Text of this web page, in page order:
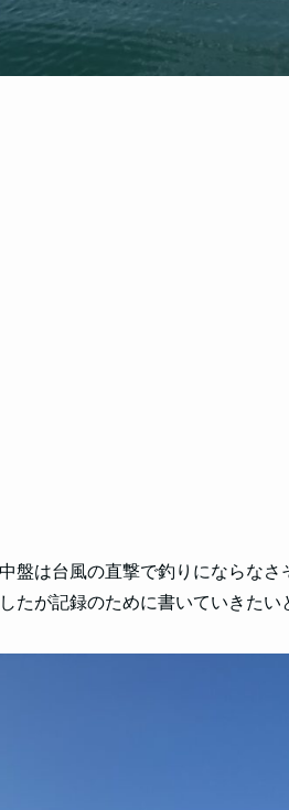
盤は台風の直撃で釣りにならな
たが記録のために書いていきたい